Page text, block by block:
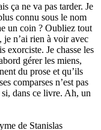
ça ne va pas tarder. Je
connu sous le nom
un coin ? Oubliez tout
je n’ai rien à voir avec
exorciste. Je chasse les
gérer les miens,
du prose et qu’ils
comparses n’est pas
dans ce livre. Ah, un
de Stanislas